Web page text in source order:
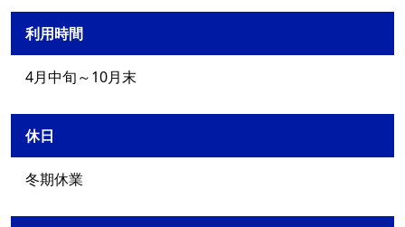
利用時間
4月中旬～10月末
休日
冬期休業